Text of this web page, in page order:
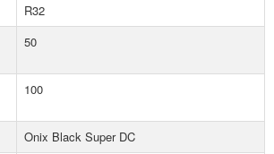
R32
50
100
Onix Black Super DC